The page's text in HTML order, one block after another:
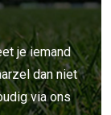
je iemand
dan niet
via ons